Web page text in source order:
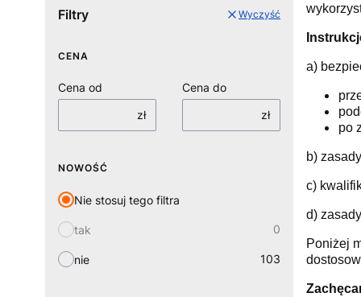
Filtry Wyczyść
CENA
Cena od
zł
Cena do
zł
NOWOŚĆ
Nie stosuj tego filtra
tak 0
nie 103
a)
po
b)
c)
d)
Poniżej